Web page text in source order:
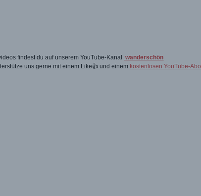
findest du auf unserem YouTube-Kanal
wanderschön
uns gerne mit einem Like👍 und einem kostenlosen YouTube-Abo